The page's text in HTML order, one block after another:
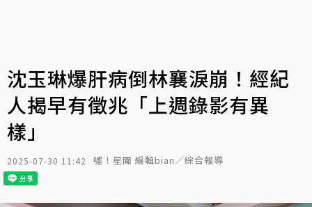
沈玉琳爆肝病倒林襄淚崩！經紀
人揭早有徵兆「上週錄影有異
樣」
2025-07-30 11:42 噓！星聞 編輯bian／綜合報導